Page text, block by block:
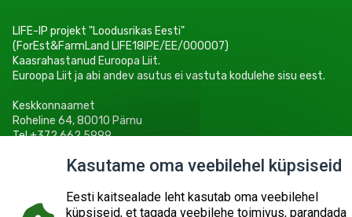
LIFE-IP projekt "Loodusrikas Eesti"
(ForEst&FarmLand LIFE18IPE/EE/000007)
Kaasrahastanud Euroopa Liit.
Euroopa Liit ja abi andev asutus ei vastuta kodulehe sisu eest.
Keskkonnaamet
Roheline 64, 80010 Pärnu
Tel +372 662 5999
Kasutame oma veebilehel küpsiseid
Eesti kaitsealade leht kasutab oma veebilehel
küpsiseid, et tagada veebilehe toimivus, parandada